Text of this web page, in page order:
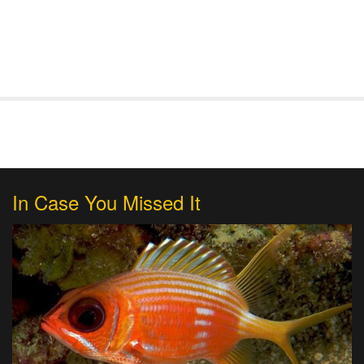
In Case You Missed It